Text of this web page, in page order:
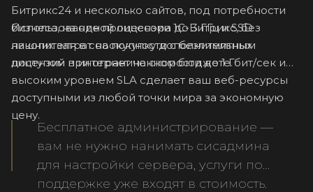
Битрикс24 и несколько сайтов, под потребности
бизнеса, на одной лицензии 1С-Битрикс, без
лишних затрат на покупку дополнительных
лицензий при ограниченном бюджете.
Использование процессора до 3 ГГц и SSD
накопителя в совокупности с безлимитным
доступом в интернет на скорости до 1 Гбит/сек и
высоким уровнем SLA сделает ваш веб-ресурсы
доступными из любой точки мира за экономную
цену.
Бесплатное администрирование —
вам не нужно нанимать сисадмина
для настройки сервера, услуги по
поддержке уже входят в стоимость.